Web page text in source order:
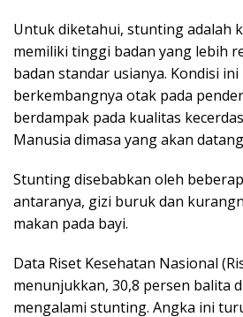
Untuk diketahui, stunting adalah
memiliki tinggi badan yang lebih
badan standar usianya. Kondisi
berkembangnya otak pada
berdampak pada kualitas
Manusia dimasa yang akan
Stunting disebabkan oleh
antaranya, gizi buruk dan
makan pada bayi.
Data Riset Kesehatan Nasional
menunjukkan, 30,8 persen balita
mengalami stunting. Angka ini